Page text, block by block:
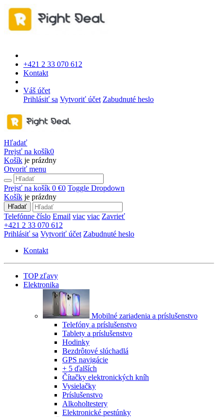
+421 2 33 070 612
Kontakt
Váš účet
Prihlásiť sa Vytvoriť účet Zabudnuté heslo
Hľadať
Prejsť na košík0
Košík je prázdny
Otvoriť menu
Prejsť na košík 0 €0 Toggle Dropdown
Košík je prázdny
Hľadať
Telefónne číslo Email viac viac Zavrieť
+421 2 33 070 612
Prihlásiť sa Vytvoriť účet Zabudnuté heslo
Kontakt
TOP zľavy
Elektronika
Mobilné zariadenia a príslušenstvo
Telefóny a príslušenstvo
Tablety a príslušenstvo
Hodinky
Bezdrôtové slúchadlá
GPS navigácie
+ 5 ďalších
Čítačky elektronických kníh
Vysielačky
Príslušenstvo
Alkoholtestery
Elektronické pestúnky